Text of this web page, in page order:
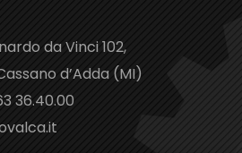
da Vinci 102,
d’Adda (MI)
36.40.00